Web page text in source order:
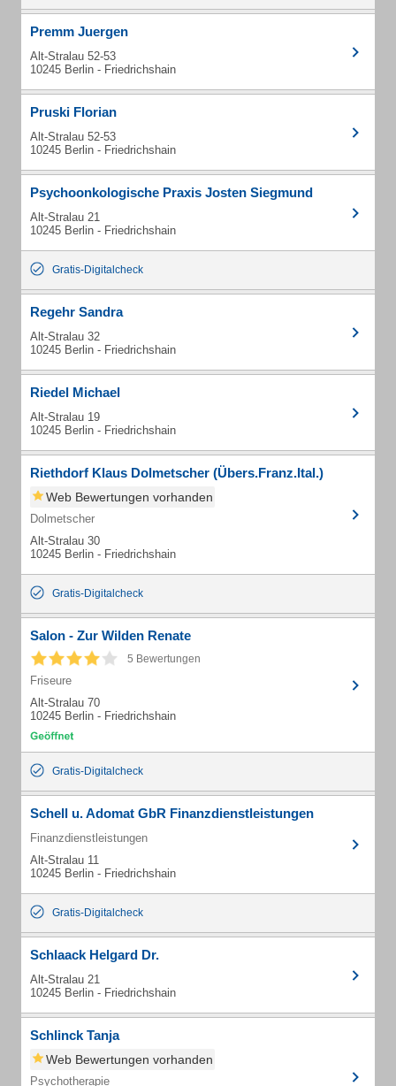
Premm Juergen
Alt-Stralau 52-53
10245 Berlin - Friedrichshain
Pruski Florian
Alt-Stralau 52-53
10245 Berlin - Friedrichshain
Psychoonkologische Praxis Josten Siegmund
Alt-Stralau 21
10245 Berlin - Friedrichshain
Gratis-Digitalcheck
Regehr Sandra
Alt-Stralau 32
10245 Berlin - Friedrichshain
Riedel Michael
Alt-Stralau 19
10245 Berlin - Friedrichshain
Riethdorf Klaus Dolmetscher (Übers.Franz.Ital.)
Web Bewertungen vorhanden
Dolmetscher
Alt-Stralau 30
10245 Berlin - Friedrichshain
Gratis-Digitalcheck
Salon - Zur Wilden Renate
5 Bewertungen
Friseure
Alt-Stralau 70
10245 Berlin - Friedrichshain
Gratis-Digitalcheck
Schell u. Adomat GbR Finanzdienstleistungen
Finanzdienstleistungen
Alt-Stralau 11
10245 Berlin - Friedrichshain
Gratis-Digitalcheck
Schlaack Helgard Dr.
Alt-Stralau 21
10245 Berlin - Friedrichshain
Schlinck Tanja
Web Bewertungen vorhanden
Psychotherapie